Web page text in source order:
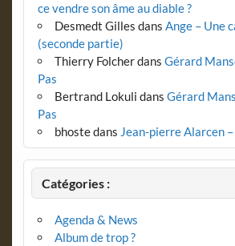
ce vendre son âme au diable ?
Desmedt Gilles dans Ange – Une
(seconde partie)
Thierry Folcherdans Gérard
Pas
Bertrand Lokuli dans Gérard
Pas
bhostedans Jean-pierre Alarcen –
Catégories :
Agenda & News
Album de trop ?